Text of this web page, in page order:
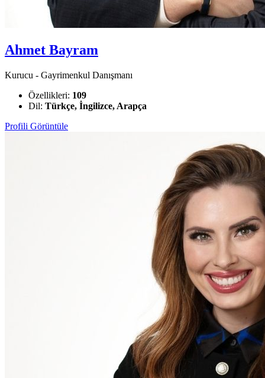
Ahmet Bayram
Kurucu - Gayrimenkul Danışmanı
Özellikleri: 109
Dil: Türkçe, İngilizce, Arapça
Profili Görüntüle